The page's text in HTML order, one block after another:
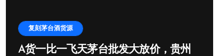
复刻茅台酒货源
A货一比一飞天茅台批发大放价，贵州